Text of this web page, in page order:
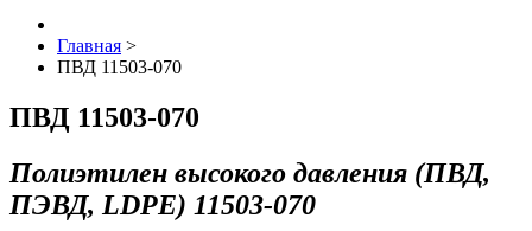
Главная >
ПВД 11503-070
ПВД 11503-070
Полиэтилен высокого давления (ПВД,
ПЭВД, LDPE) 11503-070